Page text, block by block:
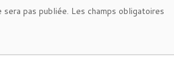
pas publiée. Les champs obligatoires